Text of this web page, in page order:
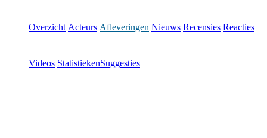
Overzicht Acteurs Afleveringen Nieuws Recensies Reacties
Videos StatistiekenSuggesties